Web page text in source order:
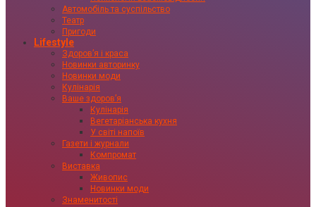
Автомобіль та суспільство
Театр
Пригоди
Lifestyle
Здоровʼя і краса
Новинки авторинку
Новинки моди
Кулінарія
Ваше здоровʼя
Кулінарія
Вегетаріанська кухня
У світі напоїв
Газети і журнали
Компромат
Виставка
Живопис
Новинки моди
Знаменитості